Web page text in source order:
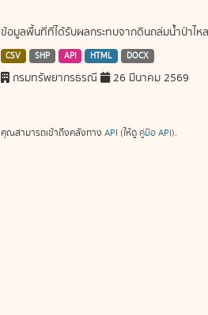
ข้อมูลพื้นที่ที่ได้รับผลกระทบจากดินถล่มน้ำป่าไห
CSV SHP API HTML DOCX
กรมทรัพยากรธรณี 26 มีนาคม 2569
คุณสามารถเข้าถึงคลังทาง API (ให้ดู คู่มือ API).